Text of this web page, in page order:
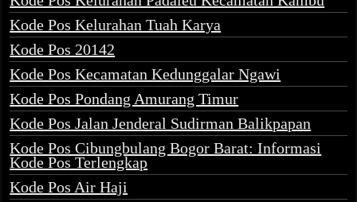
Kode Pos Kelurahan Tuah Karya
Kode Pos 20142
Kode Pos Kecamatan Kedunggalar Ngawi
Kode Pos Pondang Amurang Timur
Kode Pos Jalan Jenderal Sudirman Balikpapan
Kode Pos Cibungbulang Bogor Barat: Informasi
Kode Pos Terlengkap
Kode Pos Air Haji